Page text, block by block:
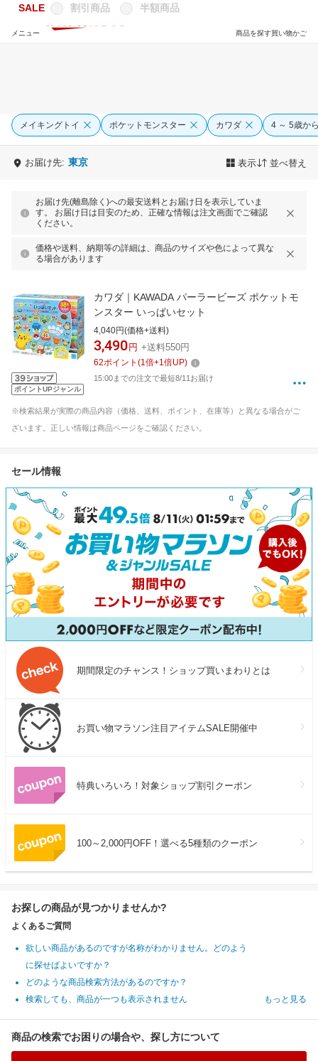
買い物かご
商品を探す
メニュー
SALE 割引商品 半額商品
メイキングトイ ポケットモンスター カワダ 4 ～ 5歳か
お届け先: 東京 表示 並べ替え
お届け先(離島除く)への最安送料とお届け日を表示していま
す。 お届け日は目安のため、正確な情報は注文画面でご確認
ください。
価格や送料、納期等の詳細は、商品のサイズや色によって異な
る場合があります
ポイントUPジャンル
カワダ｜KAWADA パーラービーズ ポケットモ
ンスター いっぱいセット
4,040円(価格+送料)
3,490 円 +送料550円
62ポイント (1倍+1倍UP)
15:00までの注文で最短8/11お届け
※検索結果が実際の商品内容（価格、送料、ポイント、在庫等）と異なる場合がご
ざいます。正しい情報は商品ページをご確認ください。
セール情報
期間限定のチャンス！ショップ買いまわりとは
お買い物マラソン注目アイテムSALE開催中
特典いろいろ！対象ショップ割引クーポン
100～2,000円OFF！選べる5種類のクーポン
お探しの商品が見つかりませんか?
よくあるご質問
欲しい商品があるのですが名称がわかりません。どのよう
に探せばよいですか？
どのような商品検索方法があるのですか？
検索しても、商品が一つも表示されません
もっと見る
商品の検索でお困りの場合や、探し方について